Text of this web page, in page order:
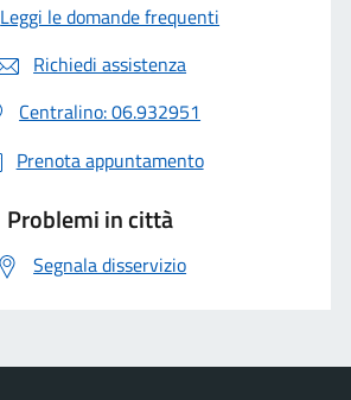
Leggi le domande frequenti
Richiedi assistenza
Centralino: 06.932951
Prenota appuntamento
Problemi in città
Segnala disservizio